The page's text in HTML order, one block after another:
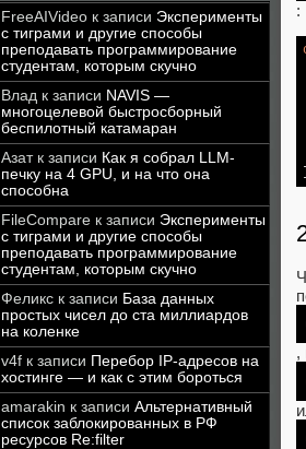
FreeAIVideo к записи Эксперименты
с тиграми и другие способы
преподавать программирование
студентам, которым скучно
Влад к записи NAVIS —
многоцелевой быстросборный
беспилотный катамаран
Азатк записи Как я собрал LLM-
печку на 4 GPU, и на что она
способна
FileCompare к записи Эксперименты
с тиграми и другие способы
преподавать программирование
студентам, которым скучно
Феликс к записи База данных
простых чисел до ста миллиардов
на коленке
v4f к записи Перебор IP-адресов на
хостинге — и как с этим бороться
amarakin к записи Альтернативный
список заблокированных в РФ
ресурсов Re:filter
:
,